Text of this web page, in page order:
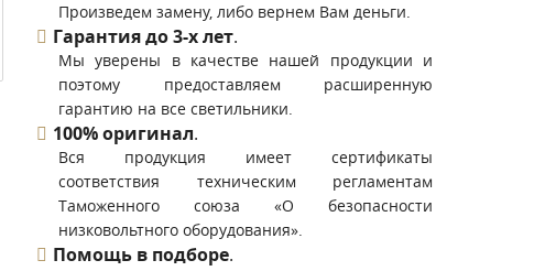
Произведем замену, либо вернем Вам деньги.
Гарантия до 3-х лет.
Мы уверены в качестве нашей продукции и
поэтому предоставляем расширенную
гарантию на все светильники.
100% оригинал.
Вся продукция имеет сертификаты
соответствия техническим регламентам
Таможенного союза «О безопасности
низковольтного оборудования».
Помощь в подборе.